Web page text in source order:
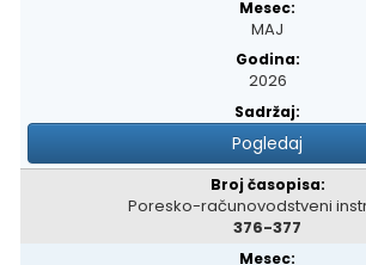
MAJ
2026
Pogledaj
Poresko-računovodstveni
376-377